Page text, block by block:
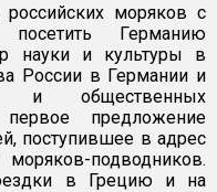
моряков с
Германию
науки и культуры в
России в Германии и
и общественных
предложение
поступившее в адрес
подводников.
в Грецию и на